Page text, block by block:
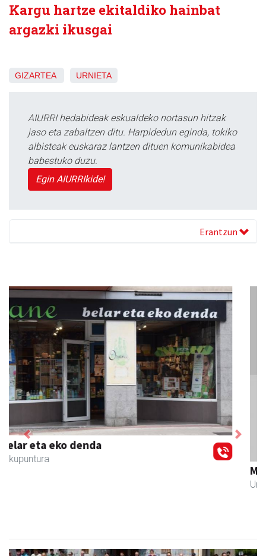
Kargu hartze ekitaldiko hainbat
argazki ikusgai
GIZARTEA URNIETA
AIURRI hedabideak eskualdeko nortasun hitzak
jaso eta zabaltzen ditu. Harpidedun eginda, tokiko
albisteak euskaraz lantzen dituen komunikabidea
babestuko duzu.
Egin AIURRIkide!
Erantzun
Previous Next